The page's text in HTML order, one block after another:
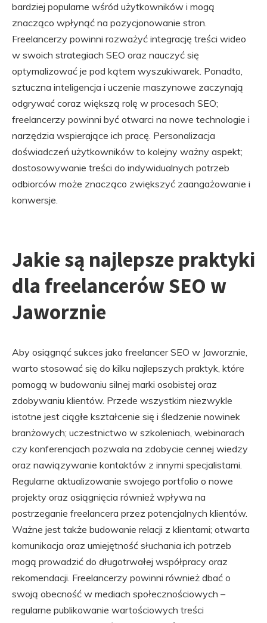
bardziej popularne wśród użytkowników i mogą
znacząco wpłynąć na pozycjonowanie stron.
Freelancerzy powinni rozważyć integrację treści wideo
w swoich strategiach SEO oraz nauczyć się
optymalizować je pod kątem wyszukiwarek. Ponadto,
sztuczna inteligencja i uczenie maszynowe zaczynają
odgrywać coraz większą rolę w procesach SEO;
freelancerzy powinni być otwarci na nowe technologie i
narzędzia wspierające ich pracę. Personalizacja
doświadczeń użytkowników to kolejny ważny aspekt;
dostosowywanie treści do indywidualnych potrzeb
odbiorców może znacząco zwiększyć zaangażowanie i
konwersje.
Jakie są najlepsze praktyki
dla freelancerów SEO w
Jaworznie
Aby osiągnąć sukces jako freelancer SEO w Jaworznie,
warto stosować się do kilku najlepszych praktyk, które
pomogą w budowaniu silnej marki osobistej oraz
zdobywaniu klientów. Przede wszystkim niezwykle
istotne jest ciągłe kształcenie się i śledzenie nowinek
branżowych; uczestnictwo w szkoleniach, webinarach
czy konferencjach pozwala na zdobycie cennej wiedzy
oraz nawiązywanie kontaktów z innymi specjalistami.
Regularne aktualizowanie swojego portfolio o nowe
projekty oraz osiągnięcia również wpływa na
postrzeganie freelancera przez potencjalnych klientów.
Ważne jest także budowanie relacji z klientami; otwarta
komunikacja oraz umiejętność słuchania ich potrzeb
mogą prowadzić do długotrwałej współpracy oraz
rekomendacji. Freelancerzy powinni również dbać o
swoją obecność w mediach społecznościowych –
regularne publikowanie wartościowych treści